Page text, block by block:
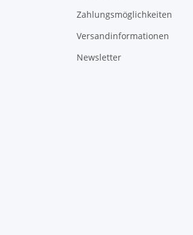
Zahlungsmöglichkeiten
Versandinformationen
Newsletter